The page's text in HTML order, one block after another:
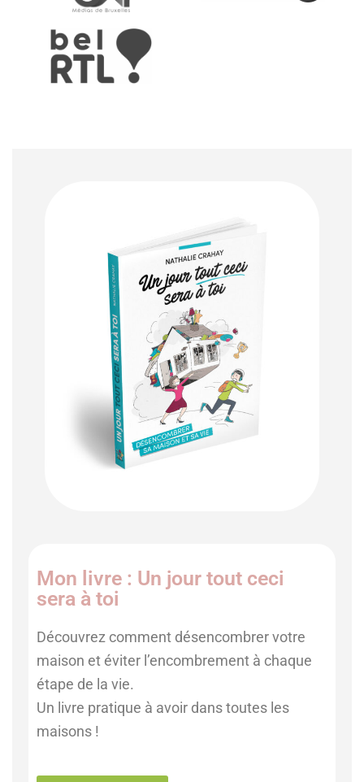
Mon livre : Un jour tout ceci
sera à toi
Découvrez comment désencombrer votre
maison et éviter l’encombrement à chaque
étape de la vie.
Un livre pratique à avoir dans toutes les
maisons !